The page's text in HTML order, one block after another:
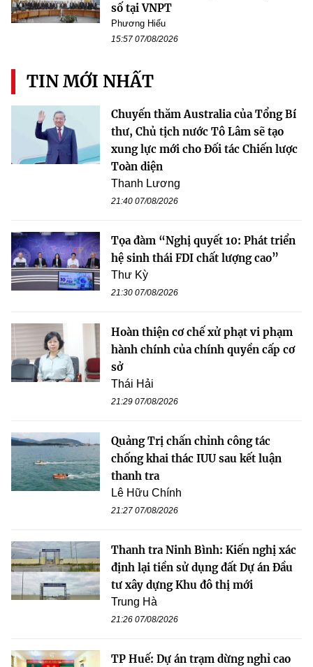
số tại VNPT
Phương Hiếu
15:57 07/08/2026
TIN MỚI NHẤT
Chuyến thăm Australia của Tổng Bí
thư, Chủ tịch nước Tô Lâm sẽ tạo
xung lực mới cho Đối tác Chiến lược
Toàn diện
Thanh Lương
21:40 07/08/2026
Tọa đàm “Nghị quyết 10: Phát triển
hệ sinh thái FDI chất lượng cao”
Thư Kỳ
21:30 07/08/2026
Hoàn thiện cơ chế xử phạt vi phạm
hành chính của chính quyền cấp cơ
sở
Thái Hải
21:29 07/08/2026
Quảng Trị chấn chỉnh công tác
chống khai thác IUU sau kết luận
thanh tra
Lê Hữu Chính
21:27 07/08/2026
Thanh tra Ninh Bình: Kiến nghị xác
định lại tiền sử dụng đất Dự án Đầu
tư xây dựng Khu đô thị mới
Trung Hà
21:26 07/08/2026
TP Huế: Dự án trạm dừng nghỉ cao